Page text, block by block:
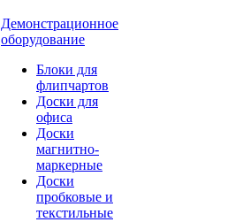
Демонстрационное
оборудование
Блоки для
флипчартов
Доски для
офиса
Доски
магнитно-
маркерные
Доски
пробковые и
текстильные